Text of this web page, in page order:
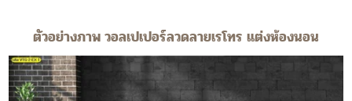
ตัวอย่างภาพ วอลเปเปอร์ลวดลายเรโทร แต่งห้องนอน